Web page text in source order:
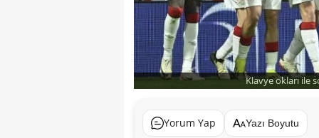
Klavye okları ile
Yorum Yap Yazı Boyutu